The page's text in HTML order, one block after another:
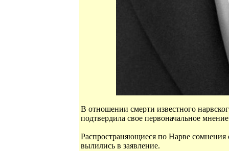
В отношении смерти известного
подтвердила свое первоначальное
Распространяющиеся по Нарве сомнения
вылились в заявление.